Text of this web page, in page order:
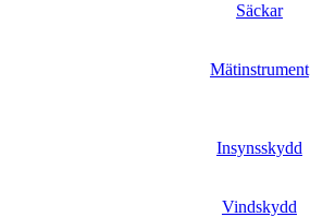
Säckar
Mätinstrument
Insynsskydd
Vindskydd